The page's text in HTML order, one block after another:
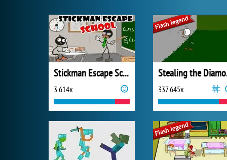
Stickman Escape School
3 614x 337 645x